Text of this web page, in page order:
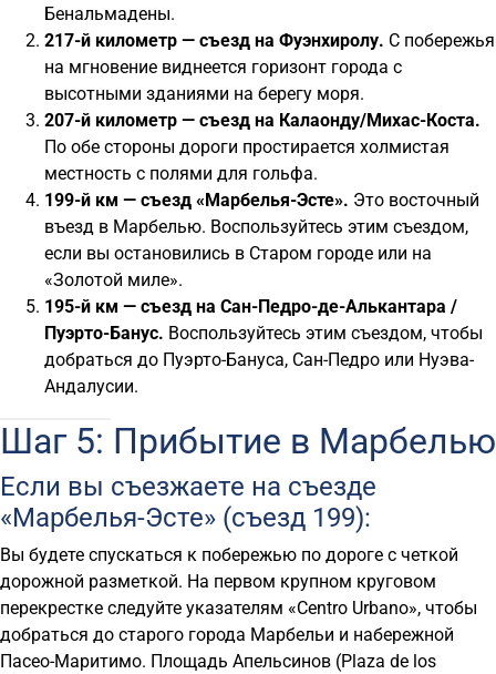
Бенальмадены.
217-й километр — съезд на Фуэнхиролу. С побережья
на мгновение виднеется горизонт города с
высотными зданиями на берегу моря.
207-й километр — съезд на Калаонду/Михас-Коста.
По обе стороны дороги простирается холмистая
местность с полями для гольфа.
199-й км — съезд «Марбелья-Эсте». Это восточный
въезд в Марбелью. Воспользуйтесь этим съездом,
если вы остановились в Старом городе или на
«Золотой миле».
195-й км — съезд на Сан-Педро-де-Алькантара /
Пуэрто-Банус. Воспользуйтесь этим съездом, чтобы
добраться до Пуэрто-Бануса, Сан-Педро или Нуэва-
Андалусии.
Шаг 5: Прибытие в Марбелью
Если вы съезжаете на съезде
«Марбелья-Эсте» (съезд 199):
Вы будете спускаться к побережью по дороге с четкой
дорожной разметкой. На первом крупном круговом
перекрестке следуйте указателям «Centro Urbano», чтобы
добраться до старого города Марбельи и набережной
Пасео-Маритимо. Площадь Апельсинов (Plaza de los